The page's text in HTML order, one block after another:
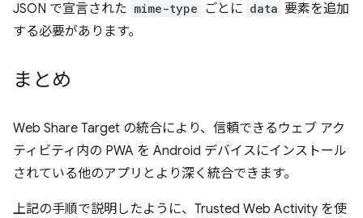
JSON で宣言された mime-type ごとに data 要素を追加
する必要があります。
まとめ
Web Share Target の統合により、信頼できるウェブ アク
ティビティ内の PWA を Android デバイスにインストール
されている他のアプリとより深く統合できます。
上記の手順で説明したように、Trusted Web Activity を使